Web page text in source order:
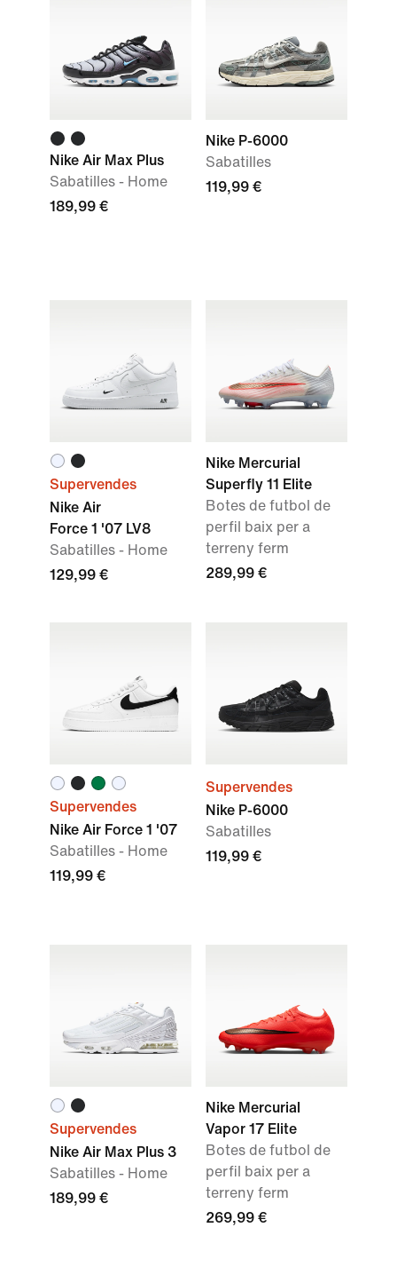
Nike Air Max Plus
Sabatilles - Home
189,99 €
Nike P-6000
Sabatilles
119,99 €
Supervendes
Nike Air
Force 1 '07 LV8
Sabatilles - Home
129,99 €
Nike Mercurial
Superfly 11 Elite
Botes de futbol de
perfil baix per a
terreny ferm
289,99 €
Supervendes
Nike Air Force 1 '07
Sabatilles - Home
119,99 €
Supervendes
Nike P-6000
Sabatilles
119,99 €
Supervendes
Nike Air Max Plus 3
Sabatilles - Home
189,99 €
Nike Mercurial
Vapor 17 Elite
Botes de futbol de
perfil baix per a
terreny ferm
269,99 €